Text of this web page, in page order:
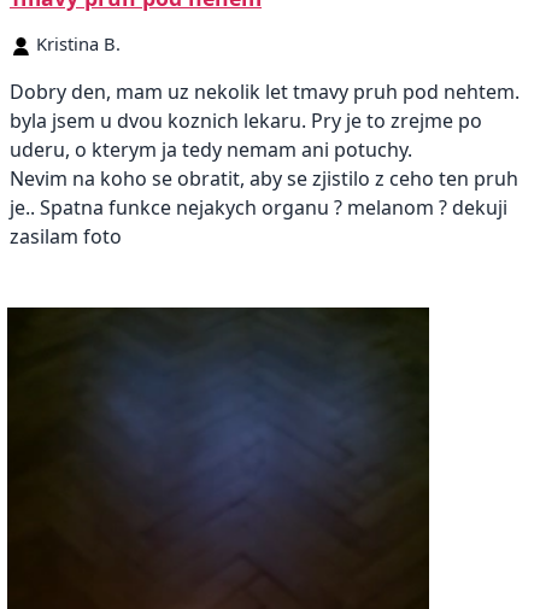
Kristina B.
Dobry den, mam uz nekolik let tmavy pruh pod nehtem.
byla jsem u dvou koznich lekaru. Pry je to zrejme po
uderu, o kterym ja tedy nemam ani potuchy.
Nevim na koho se obratit, aby se zjistilo z ceho ten pruh
je.. Spatna funkce nejakych organu ? melanom ? dekuji
zasilam foto